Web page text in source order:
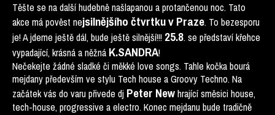
Těšte se na další hudebně našlapanou a protančenou noc. Tato
akce má pověst nejsilnějšího čtvrtku v Praze. To bezesporu
je! A jdeme ještě dál, bude ještě silnější!!! 25.8. se představí křehce
vypadající, krásná a něžná K.SANDRA!
Nečekejte žádné sladké či měkké love songs. Tahle kočka bourá
mejdany především ve stylu Tech house a Groovy Techno. Na
začátek vás do varu přivede dj Peter Newhrající směsici house,
tech-house, progressive a electro. Konec mejdanu bude tradičně